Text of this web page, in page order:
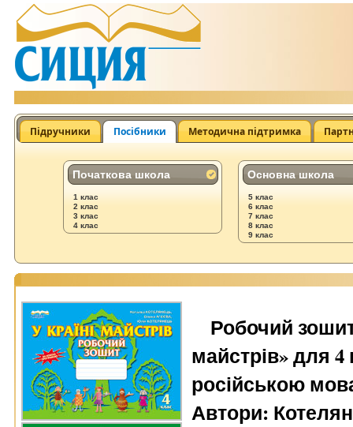
Підручники Посібники Методична підтримка
Початкова школа
1 клас
2 клас
3 клас
4 клас
Основна школа
5 клас
6 клас
7 клас
8 клас
9 клас
Робочий
майстрів» для
російською
Автори: